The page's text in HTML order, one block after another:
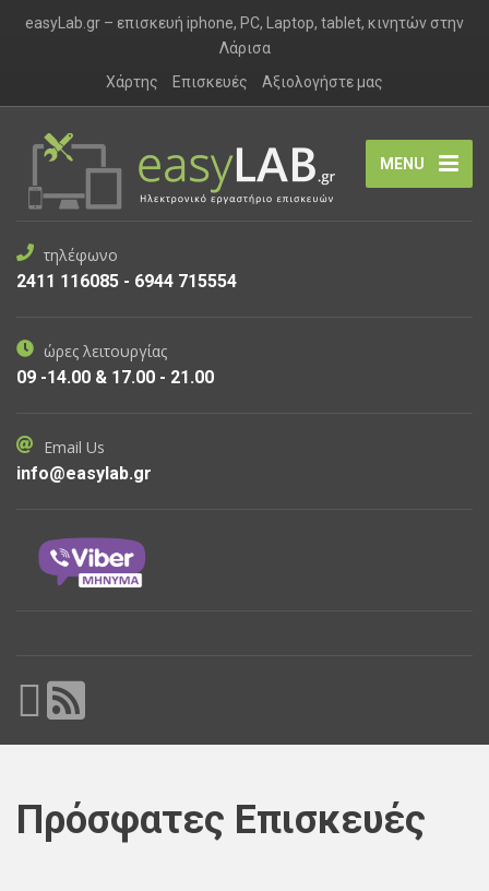
easyLab.gr – επισκευή iphone, PC, Laptop, tablet, κινητών στην
Λάρισα
Χάρτης
Επισκευές Αξιολογήστε μας
MENU
τηλέφωνο
2411 116085 - 6944 715554
ώρες λειτουργίας
09 -14.00 & 17.00 - 21.00
Email Us
info@easylab.gr
Πρόσφατες Επισκευές